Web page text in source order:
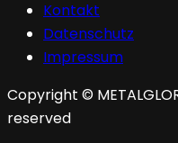
Kontakt
Datenschutz
Impressum
Copyright ©
reserved